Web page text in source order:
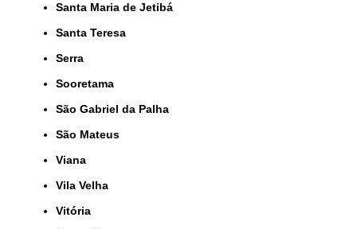
Santa Maria de Jetibá
Santa Teresa
Serra
Sooretama
São Gabriel da Palha
São Mateus
Viana
Vila Velha
Vitória